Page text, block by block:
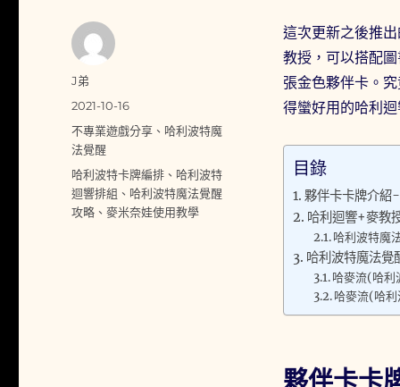
這次更新之後推
教授，可以搭配
張金色夥伴卡。
得蠻好用的哈利
目錄
夥伴卡卡牌介紹
哈利迴響+麥教
哈利波特魔
哈利波特魔法
哈麥流(哈利
哈麥流(哈
作
者
J弟
發
佈
日
2021-10-16
分
類
不專業遊戲分享 、 哈利波特魔
法覺醒
標
籤
哈利波特卡牌編排 、 哈利波特
迴響排組 、 哈利波特魔法覺醒
攻略 、麥米奈娃使用教學